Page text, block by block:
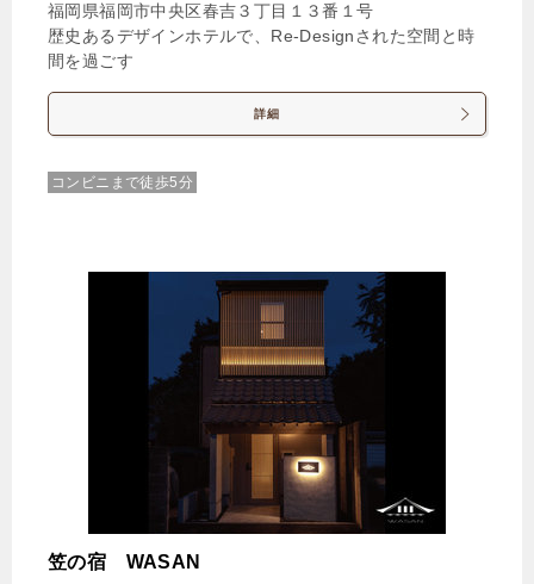
福岡県福岡市中央区春吉３丁目１３番１号
歴史あるデザインホテルで、Re-Designされた空間と時
間を過ごす
詳細
コンビニまで徒歩5分
笠の宿 WASAN